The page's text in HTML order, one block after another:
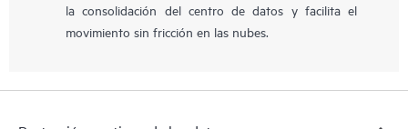
la consolidación del centro de datos y facilita el
movimiento sin fricción en las nubes.